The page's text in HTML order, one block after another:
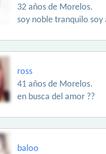
32 años de Morelos.
soy noble tranquilo soy
ross
41 años de Morelos.
en busca del amor ??
baloo